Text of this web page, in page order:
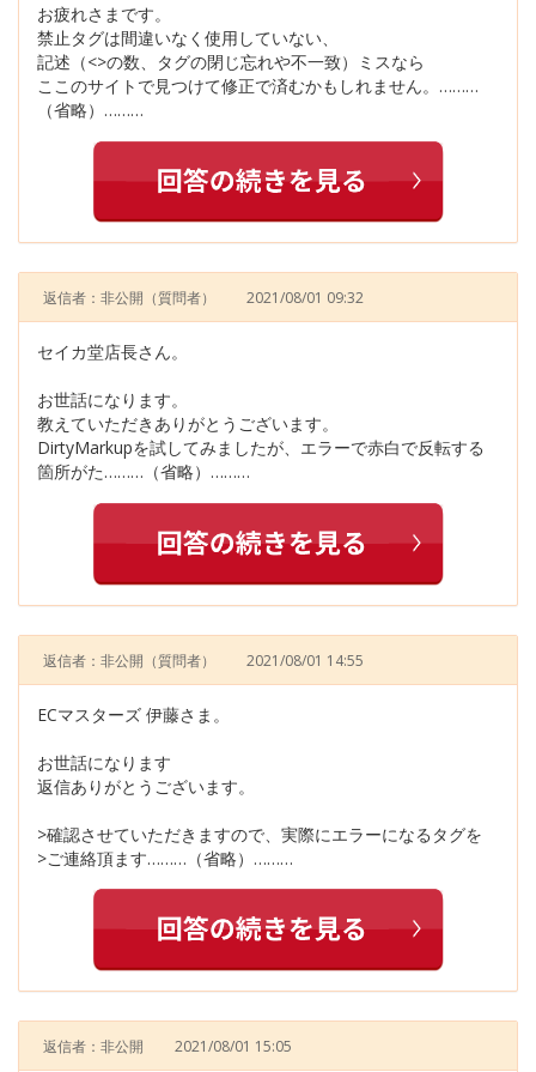
お疲れさまです。
禁止タグは間違いなく使用していない、
記述（<>の数、タグの閉じ忘れや不一致）ミスなら
ここのサイトで見つけて修正で済むかもしれません。………
（省略）………
返信者：非公開 （質問者） 2021/08/01 09:32
セイカ堂店長さん。
お世話になります。
教えていただきありがとうございます。
DirtyMarkupを試してみましたが、エラーで赤白で反転する
箇所がた………（省略）………
返信者：非公開 （質問者） 2021/08/01 14:55
ECマスターズ 伊藤さま。
お世話になります
返信ありがとうございます。
>確認させていただきますので、実際にエラーになるタグを
>ご連絡頂ます………（省略）………
返信者：非公開 2021/08/01 15:05